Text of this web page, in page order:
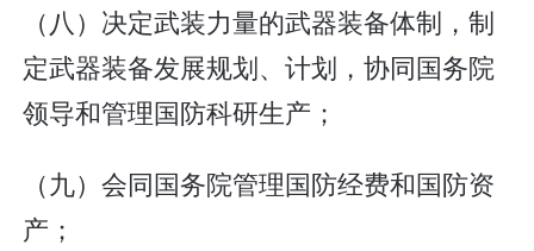
（八）决定武装力量的武器装备体制，制
定武器装备发展规划、计划，协同国务院
领导和管理国防科研生产；
（九）会同国务院管理国防经费和国防资
产；